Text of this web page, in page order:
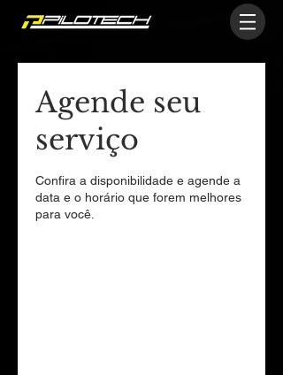
Agende seu
serviço
Confira a disponibilidade e agende a
data e o horário que forem melhores
para você.